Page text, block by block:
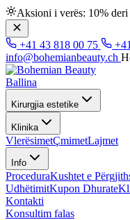
Aksioni i verës: 10% deri
+41 43 818 00 75
info@bohemianbeauty.ch
Ballina
Kirurgjia estetike
Klinika
VlerësimetÇmimetLajmet
Info
ProceduraKushtet e
UdhëtimitKupon Dhurate
Kontakti
Konsultim falas